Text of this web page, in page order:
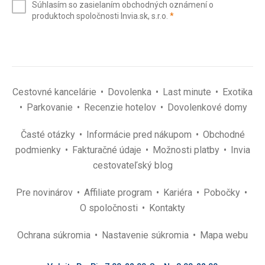
(povinné)
Súhlasím so zasielaním obchodných oznámení o
produktoch spoločnosti Invia.sk, s.r.o. *(povinné)
Cestovné kancelárie Dovolenka Last minute
Exotika
Parkovanie
Recenzie hotelov Dovolenkové domy
Časté otázky Informácie pred nákupom
Obchodné
podmienky
Fakturačné údaje Možnosti platby
Invia
cestovateľský blog
Pre novinárov Affiliate program Kariéra
Pobočky
O spoločnosti
Kontakty
Ochrana súkromia Nastavenie súkromia Mapa webu